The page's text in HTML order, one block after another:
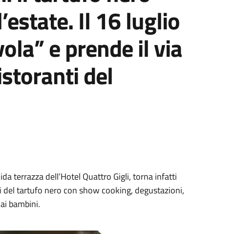
Il 16 luglio
e prende il via
del
terrazza dell’Hotel Quattro Gigli, torna infatti
del tartufo nero con show cooking, degustazioni,
bambini.